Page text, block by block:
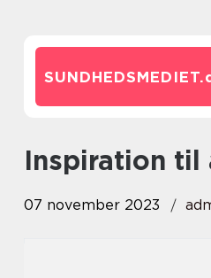
SUNDHEDSMEDIET.
inspiration til
07 november 2023